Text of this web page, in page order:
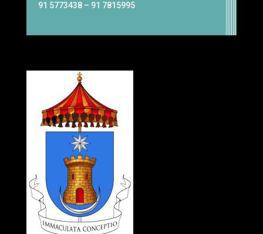
91 5773438 – 91 7815995